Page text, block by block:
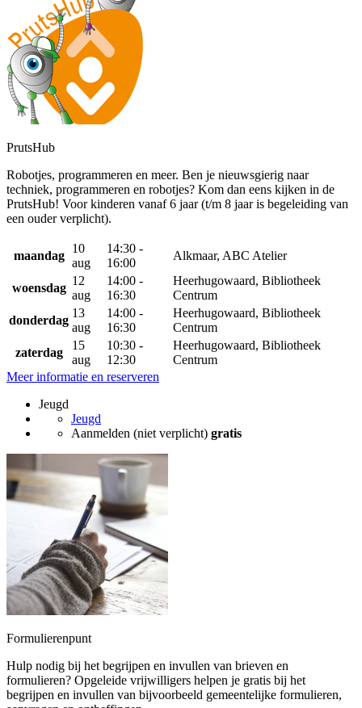
PrutsHub
Robotjes, programmeren en meer. Ben je nieuwsgierig naar
techniek, programmeren en robotjes? Kom dan eens kijken in de
PrutsHub! Voor kinderen vanaf 6 jaar (t/m 8 jaar is begeleiding van
een ouder verplicht).
maandag
10
aug
14:30 -
16:00
Alkmaar, ABC Atelier
woensdag
12
aug
14:00 -
16:30
Heerhugowaard, Bibliotheek
Centrum
donderdag
13
aug
14:00 -
16:30
Heerhugowaard, Bibliotheek
Centrum
zaterdag
15
aug
10:30 -
12:30
Heerhugowaard, Bibliotheek
Centrum
Meer informatie en reserveren
Jeugd
Jeugd
Aanmelden (niet verplicht) gratis
Formulierenpunt
Hulp nodig bij het begrijpen en invullen van brieven en
formulieren? Opgeleide vrijwilligers helpen je gratis bij het
begrijpen en invullen van bijvoorbeeld gemeentelijke formulieren,